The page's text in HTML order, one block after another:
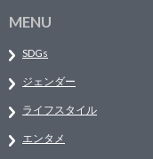
MENU
SDGs
ジェンダー
ライフスタイル
エンタメ